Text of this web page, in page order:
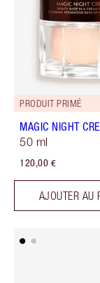
PRODUIT PRIMÉ
MAGIC NIGHT
50 ml
120,00 €
AJOUTER AU